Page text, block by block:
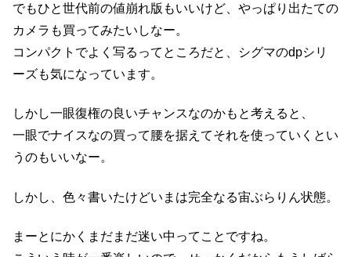
でもひと世代前の値崩れ版もいいけど、やっぱり出たての
カメラも買ってみたいしなー。
コンパクトでよく写るってところだと、シグマのdpシリ
ーズも気になっています。
しかし一眼復権の良いチャンスなのかもと考えると、
一眼でナイスなの買って腰を据えてそれを使っていくとい
うのもいいなー。
しかし、色々書いたけどいまは完全なる宙ぶらりん状態。
まーとにかくまだまだ迷い中ってことですね。